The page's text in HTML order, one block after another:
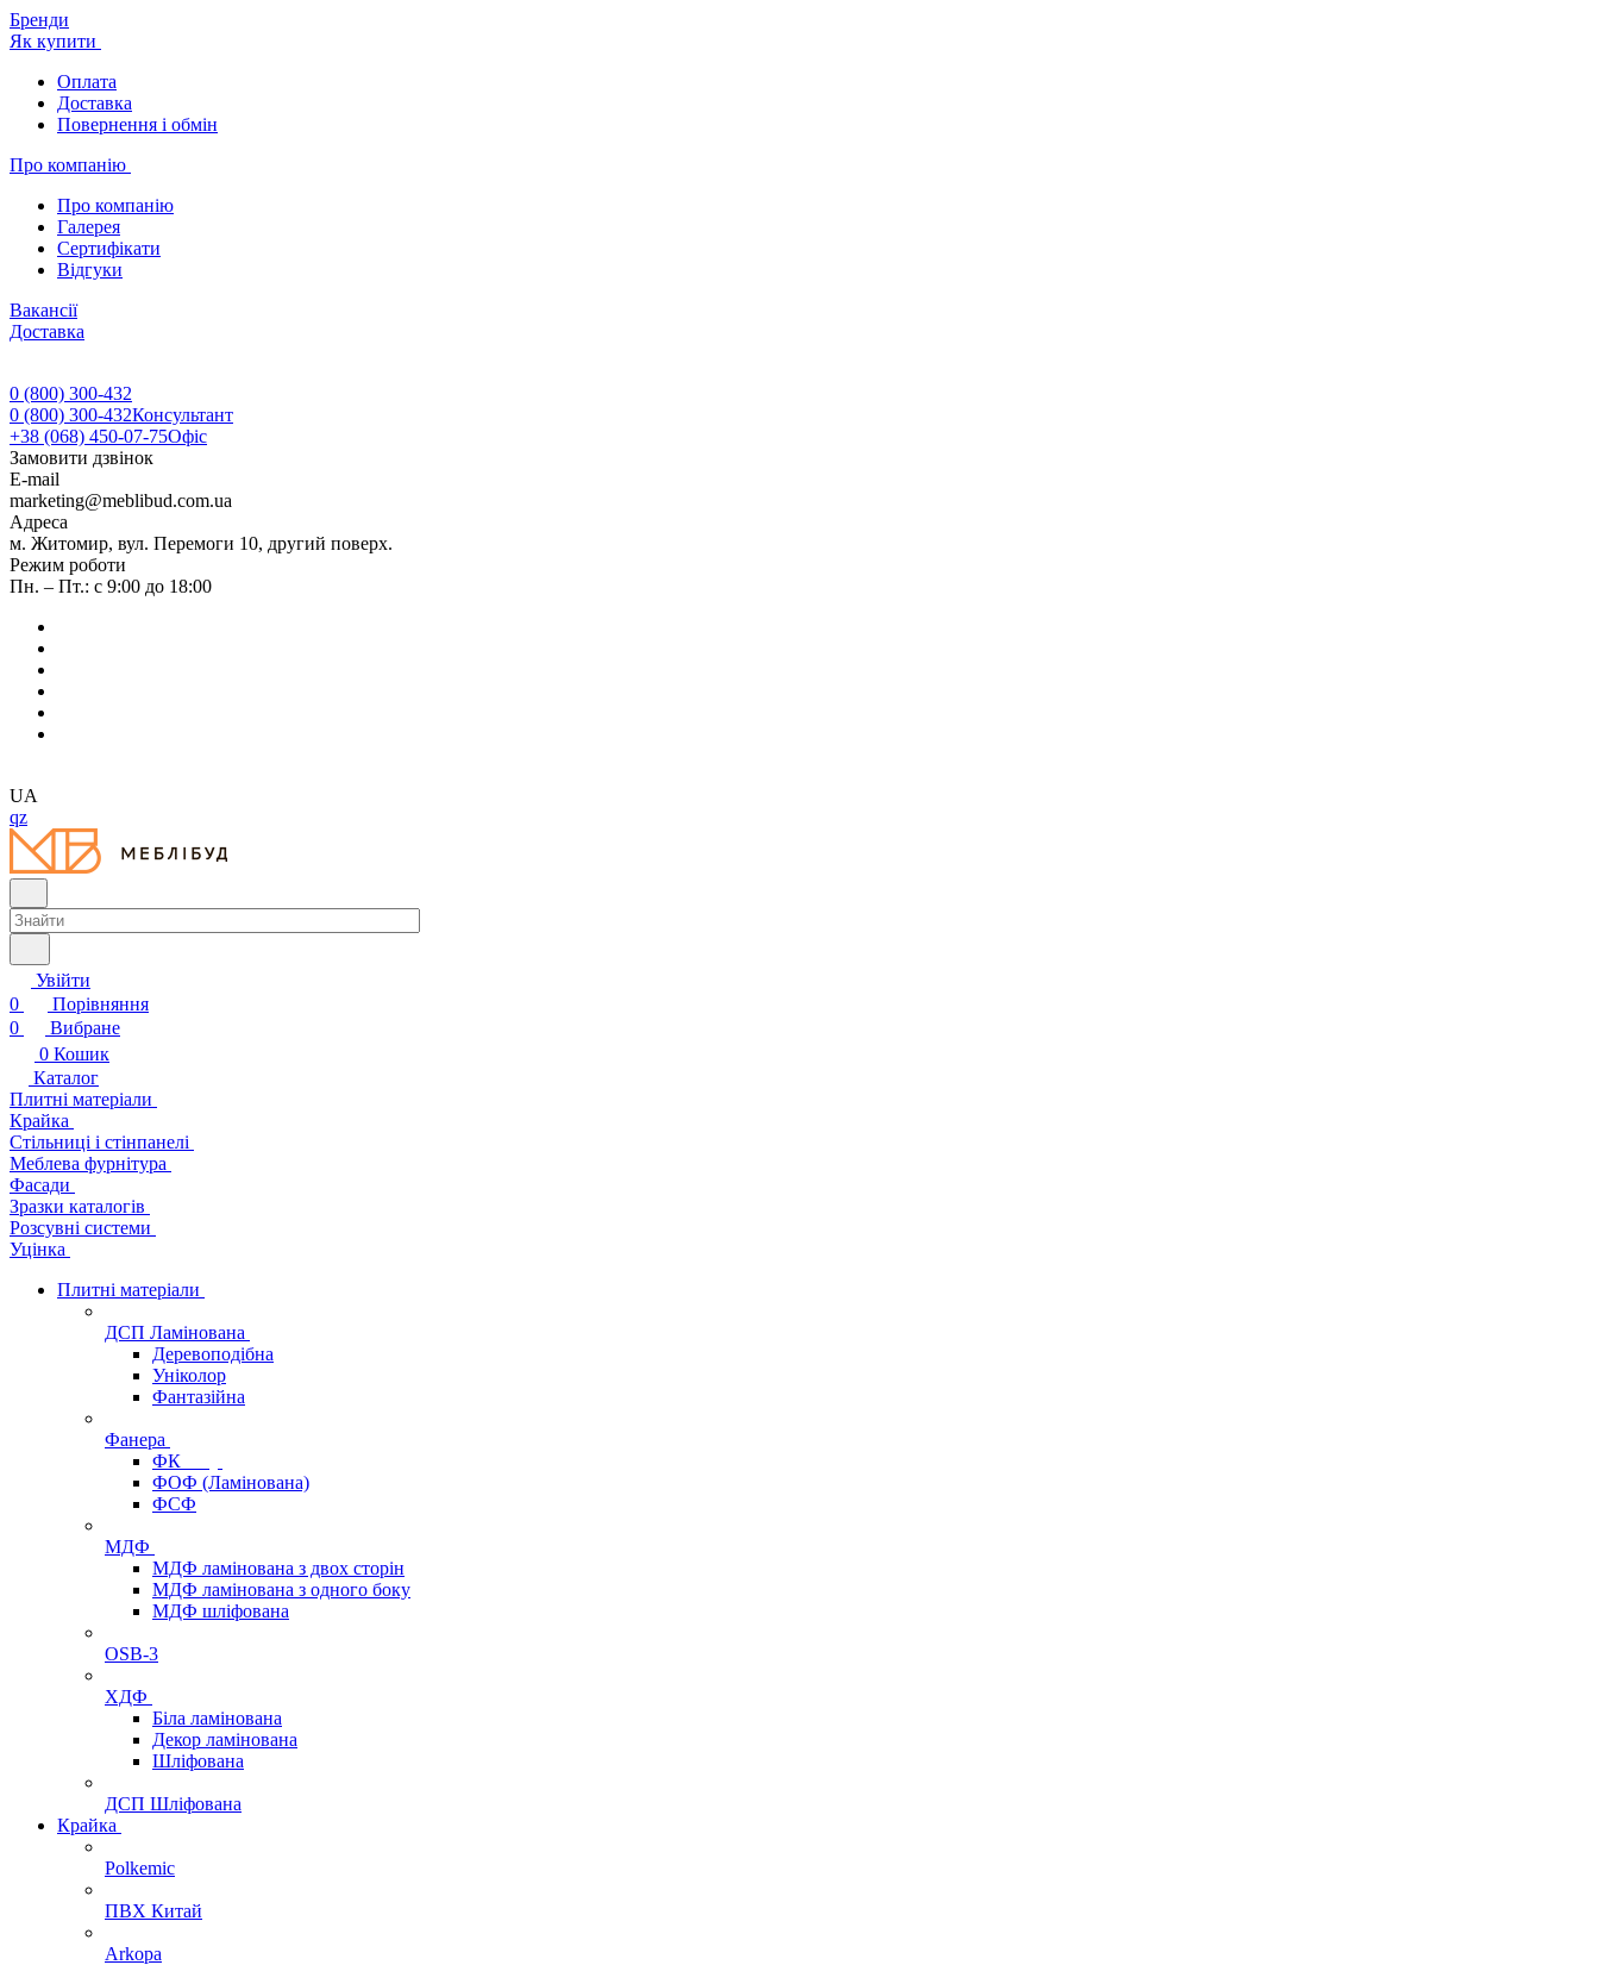
Бренди
Як купити
Оплата
Доставка
Повернення і обмін
Про компанію
Про компанію
Галерея
Сертифікати
Відгуки
Вакансії
Доставка
0 (800) 300-432
0 (800) 300-432Консультант
+38 (068) 450-07-75Офіс
Замовити дзвінок
E-mail
marketing@meblibud.com.ua
Адреса
м. Житомир, вул. Перемоги 10, другий поверх.
Режим роботи
Пн. – Пт.: с 9:00 до 18:00
UA
qz
Увійти
0
Порівняння
0
Вибране
0 Кошик
Каталог
Плитні матеріали
Крайка
Стільниці і стінпанелі
Меблева фурнітура
Фасади
Зразки каталогів
Розсувні системи
Уцінка
Плитні матеріали
ДСП Ламінована
Деревоподібна
Уніколор
Фантазійна
Фанера
ФК
ФОФ (Ламінована)
ФСФ
МДФ
МДФ ламінована з двох сторін
МДФ ламінована з одного боку
МДФ шліфована
OSB-3
ХДФ
Біла ламінована
Декор ламінована
Шліфована
ДСП Шліфована
Крайка
Polkemic
ПВХ Китай
Arkopa